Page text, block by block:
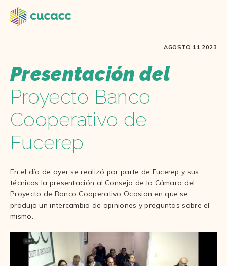
AGOSTO 11 2023
Presentación del
Proyecto Banco
Cooperativo de
Fucerep
En el día de ayer se realizó por parte de Fucerep y sus
técnicos la presentación al Consejo de la Cámara del
Proyecto de Banco Cooperativo Ocasion en que se
produjo un intercambio de opiniones y preguntas sobre el
mismo.